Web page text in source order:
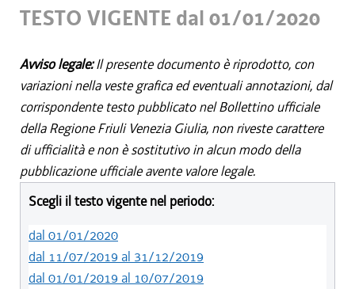
TESTO VIGENTE dal 01/01/2020
Avviso legale:Il presente documento è riprodotto, con
variazioni nella veste grafica ed eventuali annotazioni, dal
corrispondente testo pubblicato nel Bollettino ufficiale
della Regione Friuli Venezia Giulia, non riveste carattere
di ufficialità e non è sostitutivo in alcun modo della
pubblicazione ufficiale avente valore legale.
Scegli il testo vigente nel periodo:
dal 01/01/2020
dal 11/07/2019 al 31/12/2019
dal 01/01/2019 al 10/07/2019